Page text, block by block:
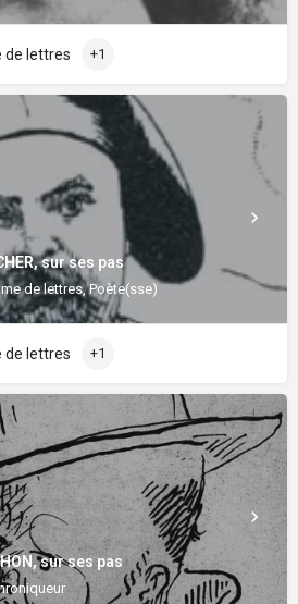
de lettres +1
sur ses pas
de lettres, Poète(sse)
de lettres +1
sur ses pas